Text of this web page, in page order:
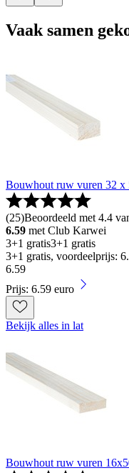
Vaak samen
Bouwhout ruw vuren 32 x
(25)Beoordeeld met 4.4
6.59 met Club Karwei
3+1 gratis3+1 gratis
3+1 gratis, voordeelprijs:
6.59
Prijs: 6.59 euro
Bekijk alles in lat
Bouwhout ruw vuren